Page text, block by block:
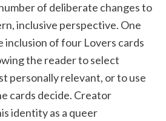
of deliberate changes to
inclusive perspective. One
inclusion of four Lovers cards
the reader to select
personally relevant, or to use
cards decide. Creator
identity as a queer